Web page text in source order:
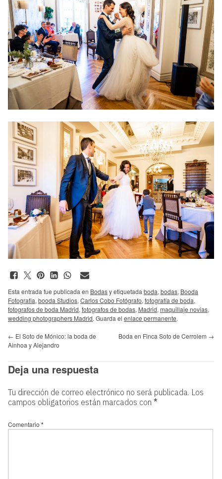
Esta entrada fue publicada en Bodasy etiquetada boda, bodas, Booda
Fotografia, booda Studios, Carlos Cobo Fotógrafo, fotografía de boda,
fotografos de boda Madrid, fotografos de bodas, Madrid, maquillaje novias,
wedding photographers Madrid. Guarda el enlace permanente.
← El Soto de Mónico: la boda de
Ainhoa y Alejandro
Boda en Finca Soto de Cerrolem →
Deja una respuesta
Tu dirección de correo electrónico no será publicada. Los
campos obligatorios están marcados con *
Comentario *